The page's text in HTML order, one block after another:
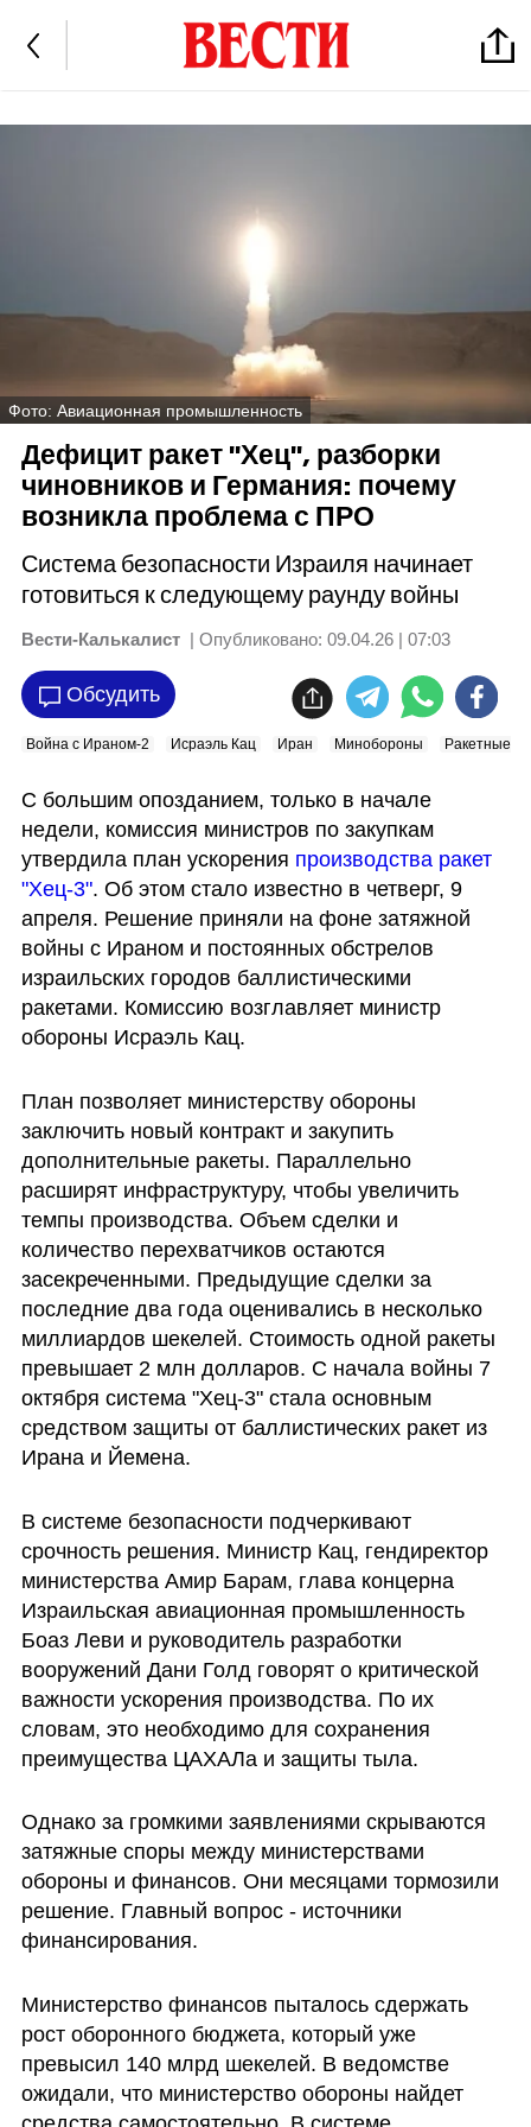
Фото: Авиационная промышленность
Дефицит ракет "Хец", разборки
чиновников и Германия: почему
возникла проблема с ПРО
Система безопасности Израиля начинает
готовиться к следующему раунду войны
Вести-Калькалист | Опубликовано: 09.04.26 | 07:03
Обсудить
Война с Ираном-2 Исраэль Кац Иран Минобороны Ракетные
С большим опозданием, только в начале
недели, комиссия министров по закупкам
утвердила план ускорения производства ракет
"Хец-3". Об этом стало известно в четверг, 9
апреля. Решение приняли на фоне затяжной
войны с Ираном и постоянных обстрелов
израильских городов баллистическими
ракетами. Комиссию возглавляет министр
обороны Исраэль Кац.
План позволяет министерству обороны
заключить новый контракт и закупить
дополнительные ракеты. Параллельно
расширят инфраструктуру, чтобы увеличить
темпы производства. Объем сделки и
количество перехватчиков остаются
засекреченными. Предыдущие сделки за
последние два года оценивались в несколько
миллиардов шекелей. Стоимость одной ракеты
превышает 2 млн долларов. С начала войны 7
октября система "Хец-3" стала основным
средством защиты от баллистических ракет из
Ирана и Йемена.
В системе безопасности подчеркивают
срочность решения. Министр Кац, гендиректор
министерства Амир Барам, глава концерна
Израильская авиационная промышленность
Боаз Леви и руководитель разработки
вооружений Дани Голд говорят о критической
важности ускорения производства. По их
словам, это необходимо для сохранения
преимущества ЦАХАЛа и защиты тыла.
Однако за громкими заявлениями скрываются
затяжные споры между министерствами
обороны и финансов. Они месяцами тормозили
решение. Главный вопрос - источники
финансирования.
Министерство финансов пыталось сдержать
рост оборонного бюджета, который уже
превысил 140 млрд шекелей. В ведомстве
ожидали, что министерство обороны найдет